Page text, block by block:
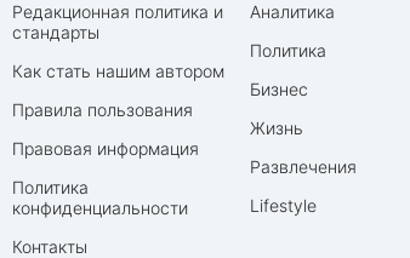
Редакционная политика и
стандарты
Как стать нашим автором
Правила пользования
Правовая информация
Политика
конфиденциальности
Контакты
Аналитика
Политика
Бизнес
Жизнь
Развлечения
Lifestyle